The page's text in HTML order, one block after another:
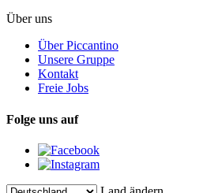
Über uns
Über Piccantino
Unsere Gruppe
Kontakt
Freie Jobs
Folge uns auf